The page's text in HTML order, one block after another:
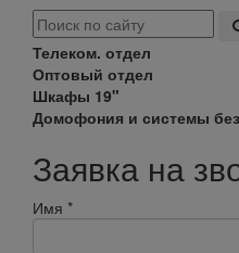
Телеком. отдел
Оптовый отдел
Шкафы 19"
Домофония и системы
Заявка на
Имя *